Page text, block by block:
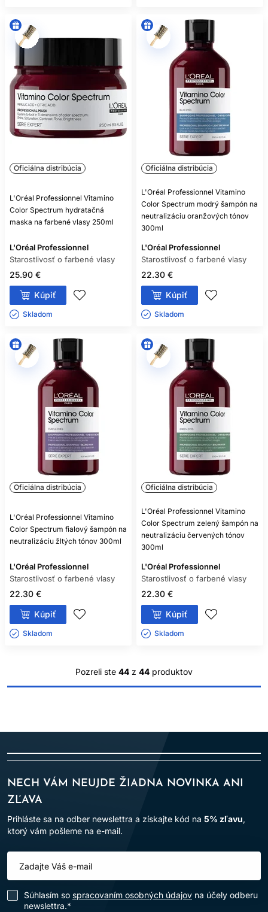
Oficiálna distribúcia
L'Oréal Professionnel Vitamino
Color Spectrum hydratačná
maska na farbené vlasy 250ml
L'Oréal Professionnel
Starostlivosť o farbené vlasy
25.90 €
Kúpiť
Skladom ㅤ
Oficiálna distribúcia
L'Oréal Professionnel Vitamino
Color Spectrum modrý šampón na
neutralizáciu oranžových tónov
300ml
L'Oréal Professionnel
Starostlivosť o farbené vlasy
22.30 €
Kúpiť
Skladom ㅤ
Oficiálna distribúcia
L'Oréal Professionnel Vitamino
Color Spectrum fialový šampón na
neutralizáciu žltých tónov 300ml
L'Oréal Professionnel
Starostlivosť o farbené vlasy
22.30 €
Kúpiť
Skladom ㅤ
Oficiálna distribúcia
L'Oréal Professionnel Vitamino
Color Spectrum zelený šampón na
neutralizáciu červených tónov
300ml
L'Oréal Professionnel
Starostlivosť o farbené vlasy
22.30 €
Kúpiť
Skladom ㅤ
Pozreli ste 44 z 44 produktov
NECH VÁM NEUJDE ŽIADNA NOVINKA ANI
ZĽAVA
Prihláste sa na odber newslettra a získajte kód na 5% zľavu,
ktorý vám pošleme na e-mail.
Súhlasím so spracovaním osobných údajov na účely odberu
newslettra.*